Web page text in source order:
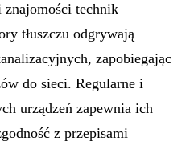
znajomości technik
tłuszczu odgrywają
zapobiegając
do sieci. Regularne i
urządzeń zapewnia ich
z przepisami